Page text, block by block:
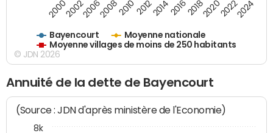
Bayencourt
Moyenne nationale
Moyenne villages de moins de 250 habitants
200020022006200820102012201420162018202020222024
© JDN 2026
Annuité de la dette de Bayencourt
(Source : JDN d'après ministère de l'Economie)
8k